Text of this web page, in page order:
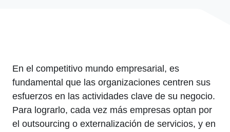
En el competitivo mundo empresarial, es
fundamental que las organizaciones centren sus
esfuerzos en las actividades clave de su negocio.
Para lograrlo, cada vez más empresas optan por
el outsourcing o externalización de servicios, y en